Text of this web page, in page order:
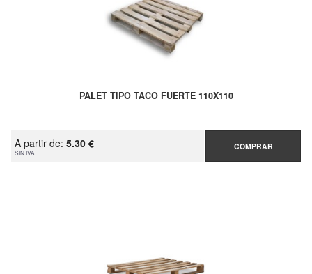
PALET TIPO TACO FUERTE 110X110
A partir de: 5.30 €
SIN IVA
COMPRAR